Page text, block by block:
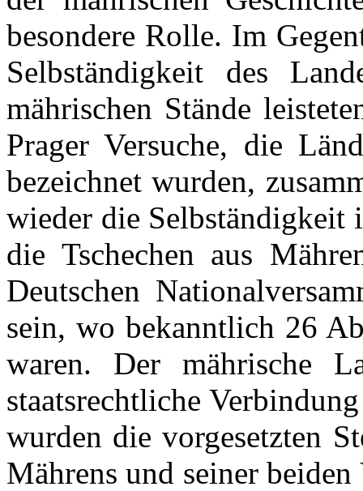
besondere Rolle. Im
Selbständigkeit des
mährischen Stände
Prager Versuche, die
bezeichnet wurden,
wieder die Selbständigkeit
die Tschechen aus
Deutschen
sein, wo bekanntlich 26
waren. Der mährische
staatsrechtliche
wurden die vorgesetzten
Mährens und seiner